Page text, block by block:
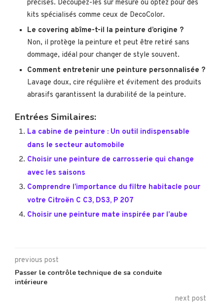
précises. Découpez-les sur mesure ou optez pour des
kits spécialisés comme ceux de DecoColor.
Le covering abîme-t-il la peinture d’origine ?
Non, il protège la peinture et peut être retiré sans
dommage, idéal pour changer de style souvent.
Comment entretenir une peinture personnalisée ?
Lavage doux, cire régulière et évitement des produits
abrasifs garantissent la durabilité de la peinture.
Entrées Similaires:
La cabine de peinture : Un outil indispensable
dans le secteur automobile
Choisir une peinture de carrosserie qui change
avec les saisons
Comprendre l’importance du filtre habitacle pour
votre Citroën C C3, DS3, P 207
Choisir une peinture mate inspirée par l’aube
previous post
Passer le contrôle technique de sa conduite
intérieure
next post